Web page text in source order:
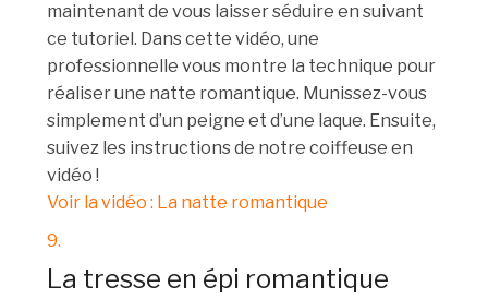
maintenant de vous laisser séduire en suivant
ce tutoriel. Dans cette vidéo, une
professionnelle vous montre la technique pour
réaliser une natte romantique. Munissez-vous
simplement d’un peigne et d’une laque. Ensuite,
suivez les instructions de notre coiffeuse en
vidéo !
Voir la vidéo : La natte romantique
9.
La tresse en épi romantique